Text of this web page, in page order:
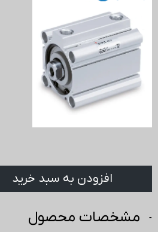
افزودن به سبد خرید
مشخصات محصول